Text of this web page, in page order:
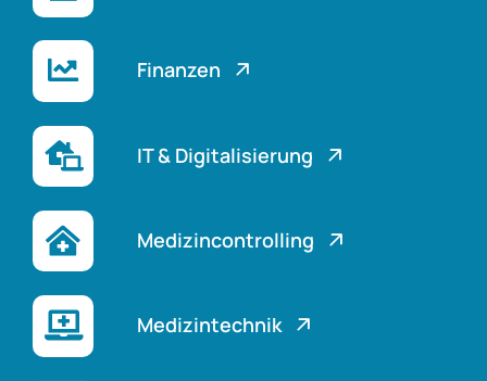
Finanzen
IT & Digitalisierung
Medizincontrolling
Medizintechnik